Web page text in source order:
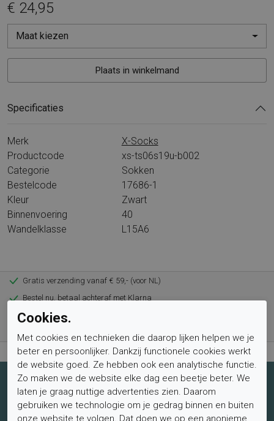
€ 24,95
Maat kiezen
Plaats in winkelmand
Specificaties
Merk
X-Socks
Productcode
xs-ts06s19u-b002
Categorie
Sokken
Bestelcode
17686-1
Kleur
Zwart
Binnenvoering
40
Wandelklasse
L15A6
Gratis verzending vanaf € 59,- (voor NL)
Bestel nu, betaal achteraf met Klarna
Levertijd 1-2 werkdagen*
Retourtermijn van 2 weken
Schrijf je nu in voor de nieuwsbrief
Schrijf je in voor de nieuwsbrief en blijf op de hoogte van de
Cookies.
Met cookies en technieken die daarop lijken helpen we je
beter en persoonlijker. Dankzij functionele cookies werkt
de website goed. Ze hebben ook een analytische functie.
Zo maken we de website elke dag een beetje beter. We
laten je graag nuttige advertenties zien. Daarom
gebruiken we technologie om je gedrag binnen en buiten
onze website te volgen. Dat doen we op een anonieme